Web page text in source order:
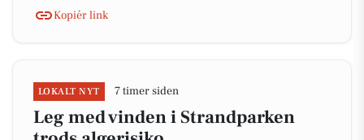
Kopiér link
LOKALT NYT 7 timer siden
Leg med vinden i Strandparken